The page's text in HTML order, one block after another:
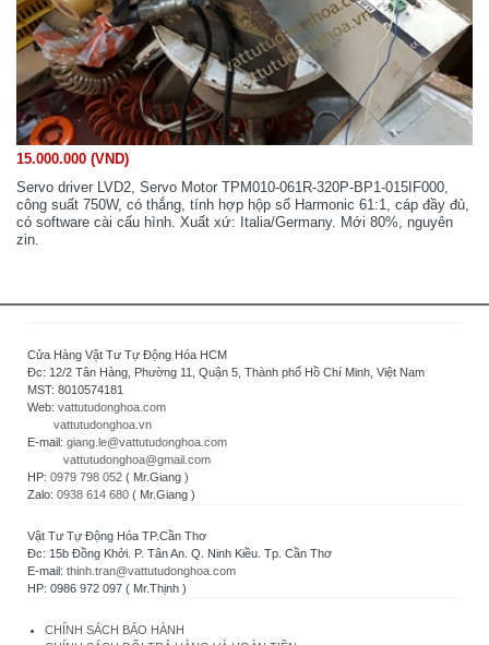
15.000.000 (VND)
Servo driver LVD2, Servo Motor TPM010-061R-320P-BP1-015IF000,
công suất 750W, có thắng, tính hợp hộp số Harmonic 61:1, cáp đầy đủ,
có software cài cấu hình. Xuất xứ: Italia/Germany. Mới 80%, nguyên
zin.
Cửa Hàng Vật Tư Tự Động Hóa HCM
Đc: 12/2 Tân Hàng, Phường 11, Quận 5, Thành phố Hồ Chí Minh, Việt Nam
MST: 8010574181
Web: vattutudonghoa.com
vattutudonghoa.vn
E-mail: giang.le@vattutudonghoa.com
vattutudonghoa@gmail.com
HP: 0979 798 052 ( Mr.Giang )
Zalo: 0938 614 680 ( Mr.Giang )
Vật Tư Tự Động Hóa TP.Cần Thơ
Đc: 15b Đồng Khởi. P. Tân An. Q. Ninh Kiều. Tp. Cần Thơ
E-mail: thinh.tran@vattutudonghoa.com
HP: 0986 972 097 ( Mr.Thịnh )
CHÍNH SÁCH BẢO HÀNH